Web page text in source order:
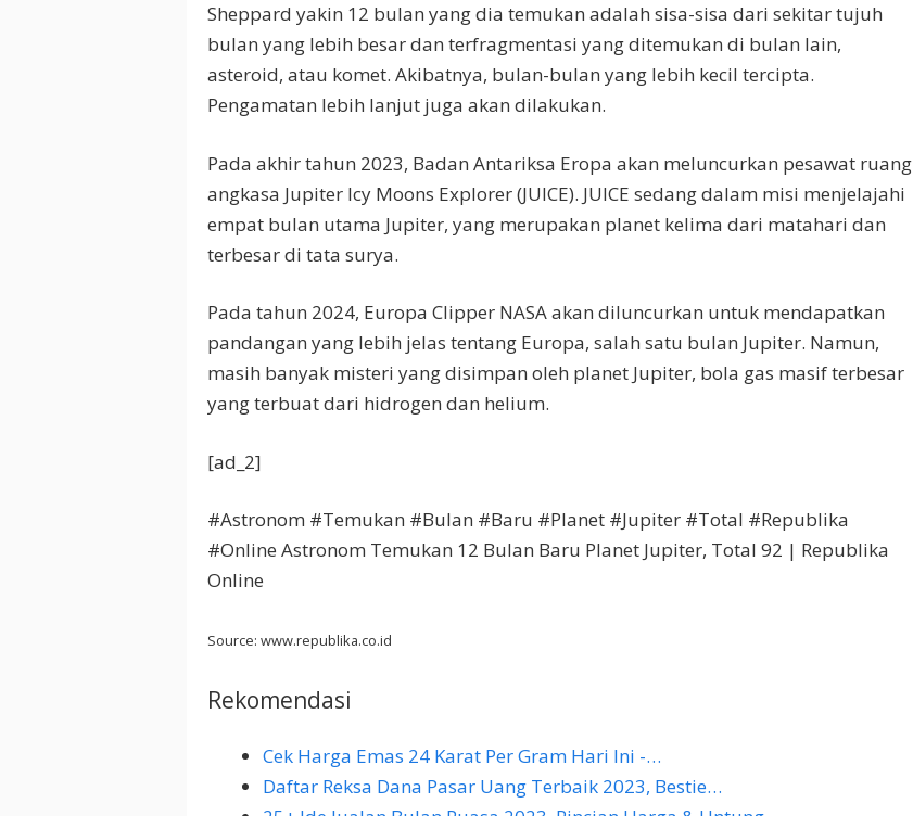
Sheppard yakin 12 bulan yang dia temukan adalah sisa-sisa dari sekitar tujuh
bulan yang lebih besar dan terfragmentasi yang ditemukan di bulan lain,
asteroid, atau komet. Akibatnya, bulan-bulan yang lebih kecil tercipta.
Pengamatan lebih lanjut juga akan dilakukan.
Pada akhir tahun 2023, Badan Antariksa Eropa akan meluncurkan pesawat ruang
angkasa Jupiter Icy Moons Explorer (JUICE). JUICE sedang dalam misi menjelajahi
empat bulan utama Jupiter, yang merupakan planet kelima dari matahari dan
terbesar di tata surya.
Pada tahun 2024, Europa Clipper NASA akan diluncurkan untuk mendapatkan
pandangan yang lebih jelas tentang Europa, salah satu bulan Jupiter. Namun,
masih banyak misteri yang disimpan oleh planet Jupiter, bola gas masif terbesar
yang terbuat dari hidrogen dan helium.
[ad_2]
#Astronom #Temukan #Bulan #Baru #Planet #Jupiter #Total #Republika
#Online Astronom Temukan 12 Bulan Baru Planet Jupiter, Total 92 | Republika
Online
Source: www.republika.co.id
Rekomendasi
Cek Harga Emas 24 Karat Per Gram Hari Ini -…
Daftar Reksa Dana Pasar Uang Terbaik 2023, Bestie…